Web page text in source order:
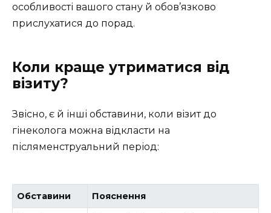
особливості вашого стану й обов’язково
прислухатися до порад.
Коли краще утриматися від
візиту?
Звісно, є й інші обставини, коли візит до
гінеколога можна відкласти на
післяменструальний період:
Обставини Пояснення